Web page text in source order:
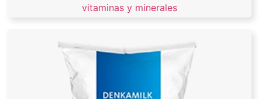
vitaminas y minerales